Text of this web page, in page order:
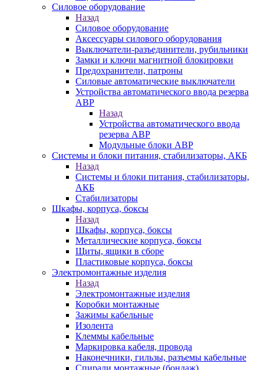
Силовое оборудование
Назад
Силовое оборудование
Аксессуары силового оборудования
Выключатели-разъединители, рубильники
Замки и ключи магнитной блокировки
Предохранители, патроны
Силовые автоматические выключатели
Устройства автоматического ввода резерва
АВР
Назад
Устройства автоматического ввода
резерва АВР
Модульные блоки АВР
Системы и блоки питания, стабилизаторы, АКБ
Назад
Системы и блоки питания, стабилизаторы,
АКБ
Стабилизаторы
Шкафы, корпуса, боксы
Назад
Шкафы, корпуса, боксы
Металлические корпуса, боксы
Щиты, ящики в сборе
Пластиковые корпуса, боксы
Электромонтажные изделия
Назад
Электромонтажные изделия
Коробки монтажные
Зажимы кабельные
Изолента
Клеммы кабельные
Маркировка кабеля, провода
Наконечники, гильзы, разъемы кабельные
Спирали монтажные (бондаж)